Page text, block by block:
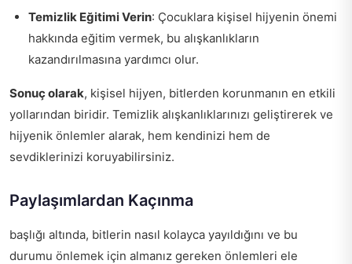
Temizlik Eğitimi Verin: Çocuklara kişisel hijyenin önemi
hakkında eğitim vermek, bu alışkanlıkların
kazandırılmasına yardımcı olur.
Sonuç olarak, kişisel hijyen, bitlerden korunmanın en etkili
yollarından biridir. Temizlik alışkanlıklarınızı geliştirerek ve
hijyenik önlemler alarak, hem kendinizi hem de
sevdiklerinizi koruyabilirsiniz.
Paylaşımlardan Kaçınma
başlığı altında, bitlerin nasıl kolayca yayıldığını ve bu
durumu önlemek için almanız gereken önlemleri ele